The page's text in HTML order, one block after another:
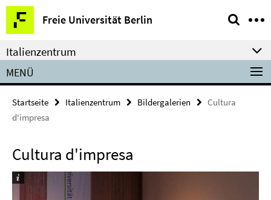
Springe
direkt
zu
Inhalt
Freie Universität Berlin
Service-
Navigation
Italienzentrum
MENÜ
Startseite Italienzentrum Bildergalerien
Cultura
d'impresa
Cultura d'impresa